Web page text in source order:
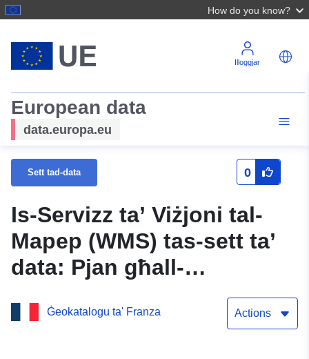
How do you know?
Illoggjar
European data
data.europa.eu
Sett tad-data 0
Is-Servizz ta’ Viżjoni tal-
Mapep (WMS) tas-sett ta’
data: Pjan għall-
Prevenzjoni tar-Riskji
Naturali tal-Moviment fuq
Ġeokatalogu ta' Franza Actions